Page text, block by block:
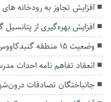
افزایش تجاوز به رودخانه
افزایش بهره‌گیری از پتانسیل
وضعیت ۱۵ منطقه گنبدکاووس از نظر اطلس جمعیتی، قرمز است
انعقاد تفاهم نامه احداث
جانباختگان تصادفات درون‌شهری گلستان